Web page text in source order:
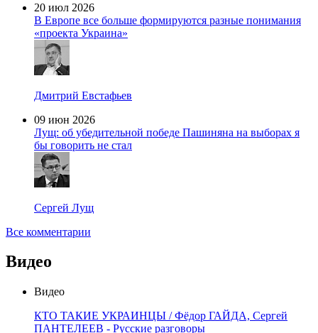
20 июл 2026
В Европе все больше формируются разные понимания
«проекта Украина»
Дмитрий Евстафьев
09 июн 2026
Лущ: об убедительной победе Пашиняна на выборах я
бы говорить не стал
Сергей Лущ
Все комментарии
Видео
Видео
КТО ТАКИЕ УКРАИНЦЫ / Фёдор ГАЙДА, Сергей
ПАНТЕЛЕЕВ - Русские разговоры